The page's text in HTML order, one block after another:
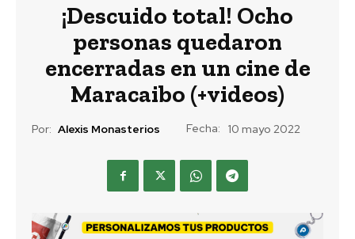
¡Descuido total! Ocho
personas quedaron
encerradas en un cine de
Maracaibo (+videos)
Por: Alexis Monasterios Fecha: 10 mayo 2022